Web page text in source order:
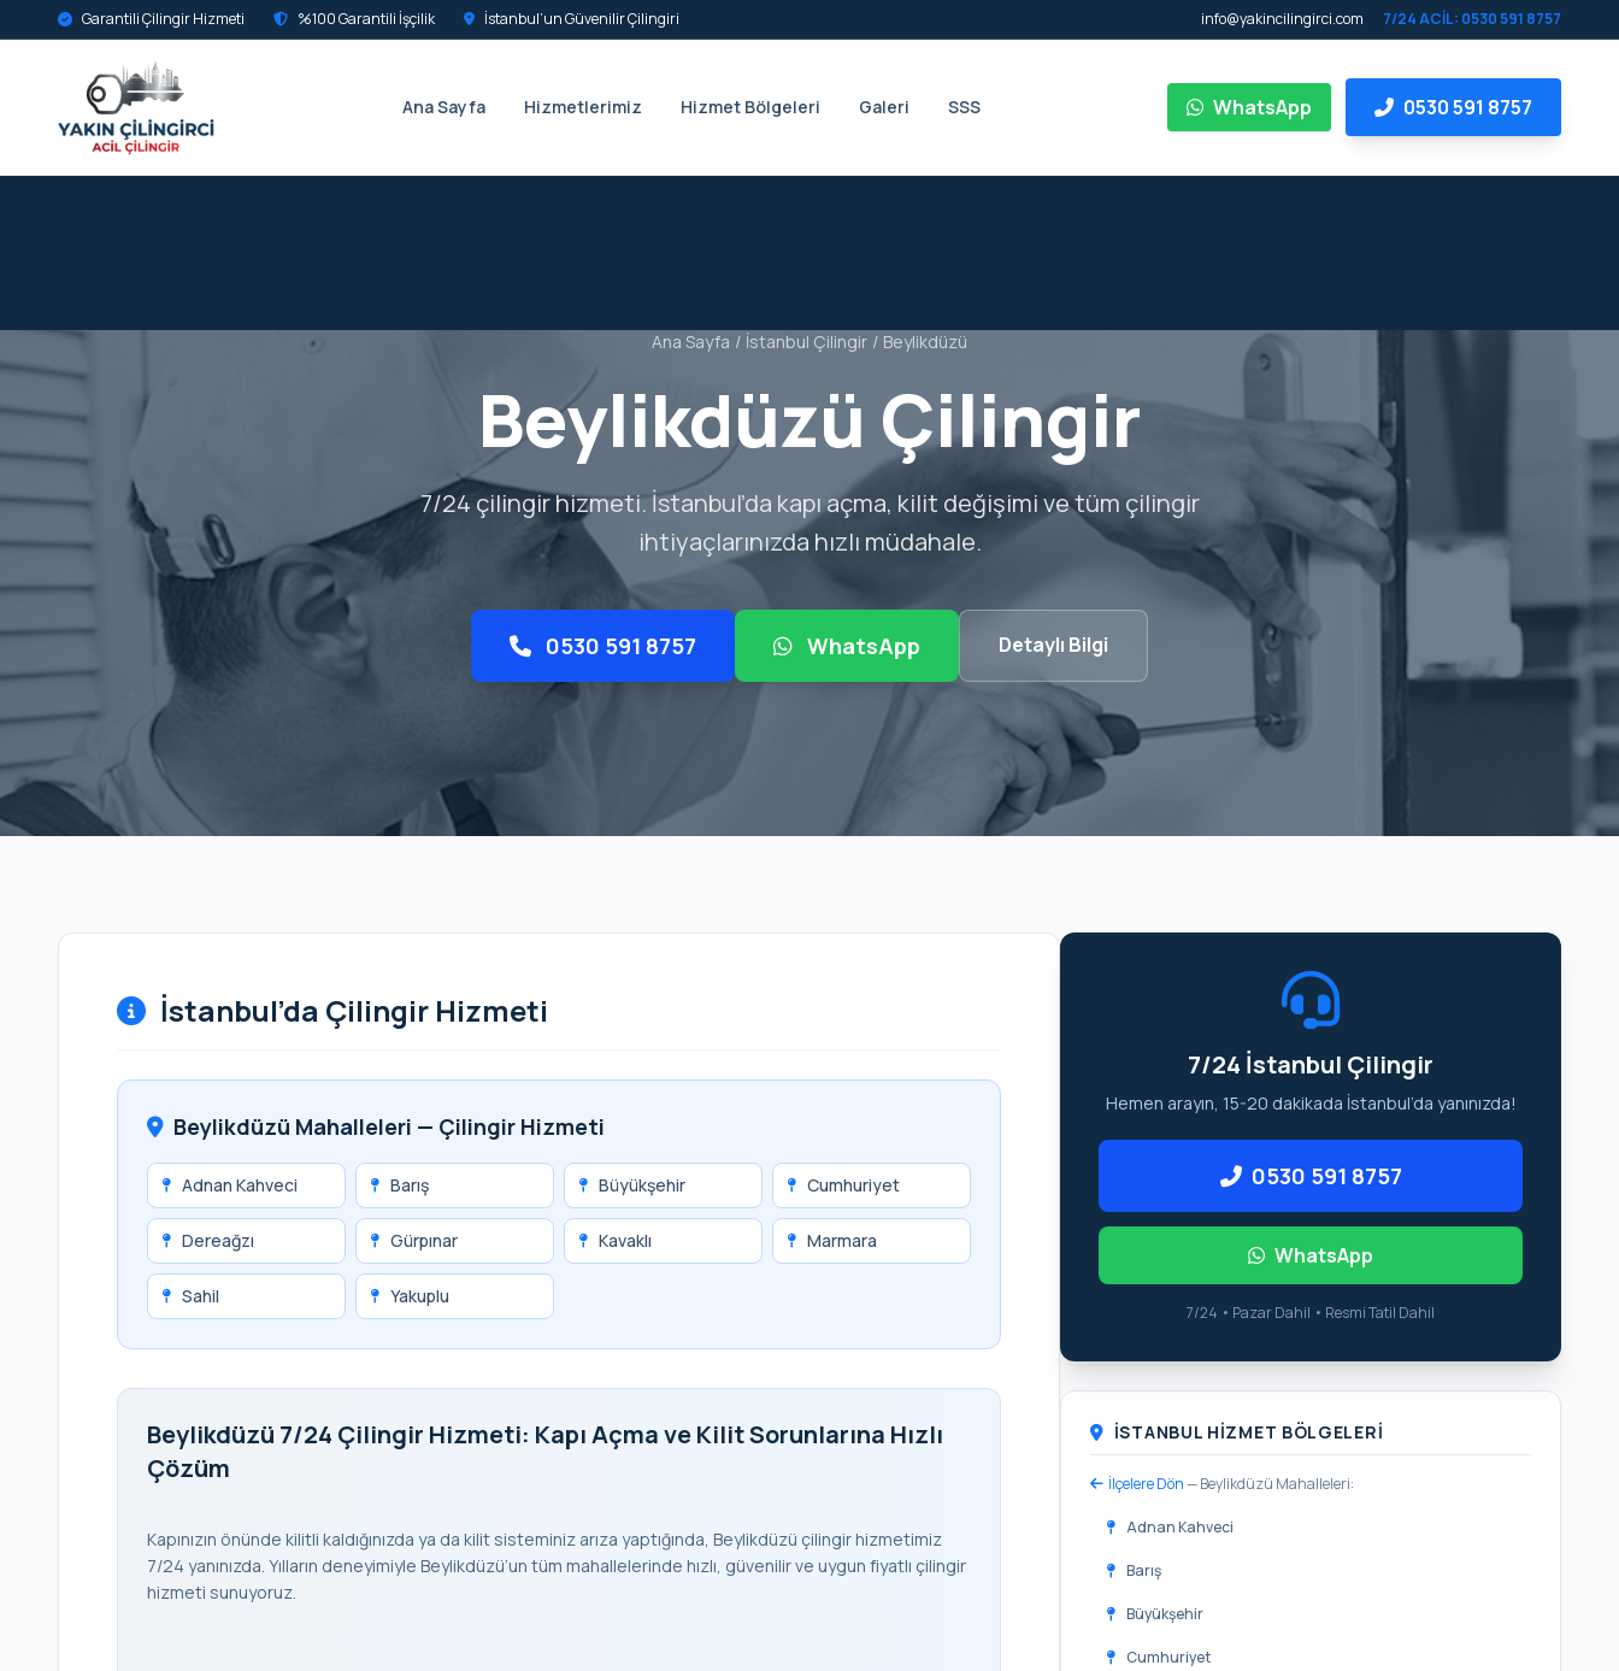
Garantili Çilingir Hizmeti %100 Garantili İşçilik İstanbul’un Güvenilir Çilingiri info@yakincilingirci.com 7/24 ACİL: 0530 591 8757
Ana Sayfa Hizmetlerimiz Hizmet Bölgeleri Galeri SSS WhatsApp 0530 591 8757
Ana Sayfa / İstanbul Çilingir / Beylikdüzü
Beylikdüzü Çilingir
7/24 çilingir hizmeti. İstanbul’da kapı açma, kilit değişimi ve tüm çilingir
ihtiyaçlarınızda hızlı müdahale.
0530 591 8757 WhatsApp Detaylı Bilgi
İstanbul’da Çilingir Hizmeti
Beylikdüzü Mahalleleri — Çilingir Hizmeti
Adnan Kahveci Barış Büyükşehir Cumhuriyet
Dereağzı Gürpınar Kavaklı Marmara
Sahil Yakuplu
Beylikdüzü 7/24 Çilingir Hizmeti: Kapı Açma ve Kilit Sorunlarına Hızlı
Çözüm
Kapınızın önünde kilitli kaldığınızda ya da kilit sisteminiz arıza yaptığında, Beylikdüzü çilingir hizmetimiz
7/24 yanınızda. Yılların deneyimiyle Beylikdüzü’un tüm mahallelerinde hızlı, güvenilir ve uygun fiyatlı çilingir
hizmeti sunuyoruz.
7/24 İstanbul Çilingir
Hemen arayın, 15-20 dakikada İstanbul’da yanınızda!
0530 591 8757
WhatsApp
7/24 • Pazar Dahil • Resmi Tatil Dahil
İSTANBUL HIZMET BÖLGELERI
İlçelere Dön— Beylikdüzü Mahalleleri:
Adnan Kahveci
Barış
Büyükşehir
Cumhuriyet